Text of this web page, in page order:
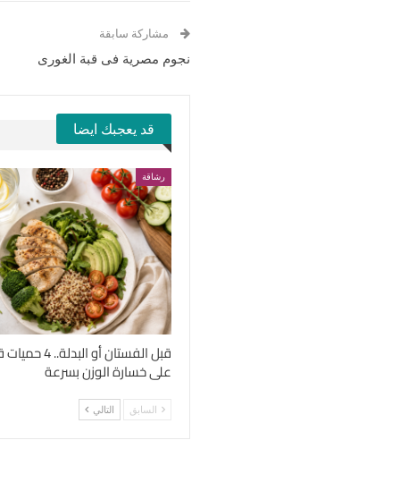
مشاركة سابقة
نجوم مصرية فى قبة الغورى
قد يعجبك ايضا
رشاقة
قبل الفستان أو
على خسارة الوزن بسرعة
السابق التالي